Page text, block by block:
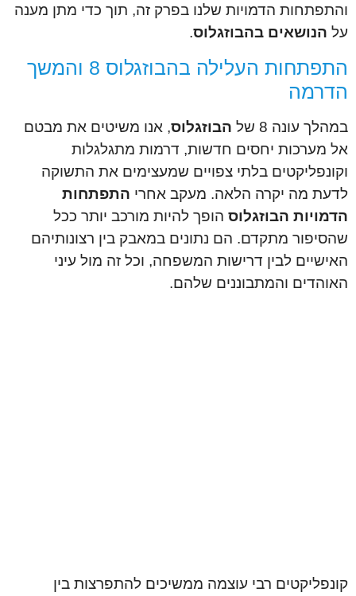
והתפתחות הדמויות שלנו בפרק זה, תוך כדי מתן מענה
על הנושאים בהבוזגלוס.
התפתחות העלילה בהבוזגלוס 8 והמשך
הדרמה
במהלך עונה 8 של הבוזגלוס, אנו משיטים את מבטם
אל מערכות יחסים חדשות, דרמות מתגלגלות
וקונפליקטים בלתי צפויים שמעצימים את התשוקה
לדעת מה יקרה הלאה. מעקב אחרי התפתחות
הדמויות הבוזגלוס הופך להיות מורכב יותר ככל
שהסיפור מתקדם. הם נתונים במאבק בין רצונותיהם
האישיים לבין דרישות המשפחה, וכל זה מול עיני
האוהדים והמתבוננים שלהם.
קונפליקטים רבי עוצמה ממשיכים להתפרצות בין